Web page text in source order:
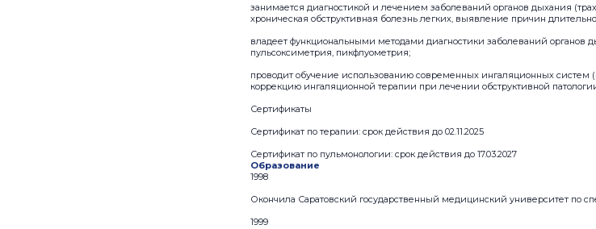
занимается диагностикой и лечением заболеваний органов дыхания
хроническая обструктивная болезнь легких, выявление причин
владеет функциональными методами диагностики заболеваний
пульсоксиметрия, пикфлуометрия;
проводит обучение использованию современных ингаляционных систем
коррекцию ингаляционной терапии при лечении обструктивной
Сертификаты
Сертификат по терапии: срок действия до 02.11.2025
Сертификат по пульмонологии: срок действия до 17.03.2027
Образование
1998
Окончила Саратовский государственный медицинский университет по
1999